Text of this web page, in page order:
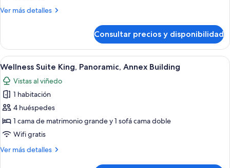
Panoramic,
Ver más detalles
Más
Suite
Executive
Panoramic,
Annex
Building
Consultar precios y disponibilidad
Abrir
todas
las
fotos
de
Wellness
Suite
Panoramic,
Wellness Suite King, Panoramic,
13
Wellness Suite King, Panoramic, Annex Building
Vistas al viñedo
1 habitación
4 huéspedes
1 cama de matrimonio grande y 1 sofá cama doble
Wifi gratis
Ver más detalles
Más